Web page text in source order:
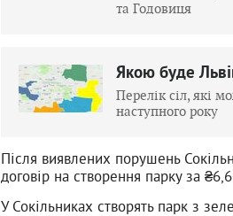
та Годовиця
Якою буде
Перелік сіл, які
наступного року
Після виявлених порушень
договір на створення парку за
У Сокільниках створять парк з